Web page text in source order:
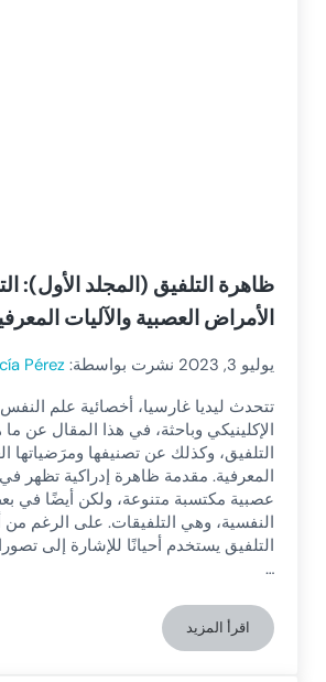
ظاهرة التلفيق (المجلد الأول):
الأمراض العصبية والآليات
يوليو 3, 2023 نشرت بواسطة:Pérez
تتحدث ليديا غارسيا، أخصائية علم
الإكلينيكي وباحثة، في هذا المقال عن
التلفيق، وكذلك عن تصنيفها ومرَضياتها
المعرفية. مقدمة ظاهرة إدراكية تظهر
عصبية مكتسبة متنوعة، ولكن أيضًا في
النفسية، وهي التلفيقات. على الرغم
التلفيق يستخدم أحيانًا للإشارة إلى
…
اقرأ المزيدظاهرة التلفيق (المجلد الأول):